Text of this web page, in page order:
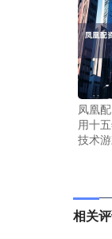
凤凰
用十
技术
相关